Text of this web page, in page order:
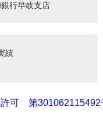
行早岐支店
近年の主なお取引実績